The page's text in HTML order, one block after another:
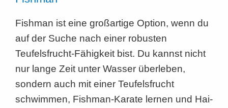
Fishman ist eine großartige Option, wenn du
auf der Suche nach einer robusten
Teufelsfrucht-Fähigkeit bist. Du kannst nicht
nur lange Zeit unter Wasser überleben,
sondern auch mit einer Teufelsfrucht
schwimmen, Fishman-Karate lernen und Hai-